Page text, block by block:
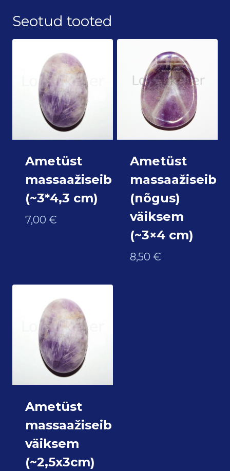
Seotud tooted
Ametüst
massaažiseib
(~3*4,3 cm)
7,00 €
Ametüst
massaažiseib
(nõgus)
väiksem
(~3×4 cm)
8,50 €
Ametüst
massaažiseib
väiksem
(~2,5x3cm)